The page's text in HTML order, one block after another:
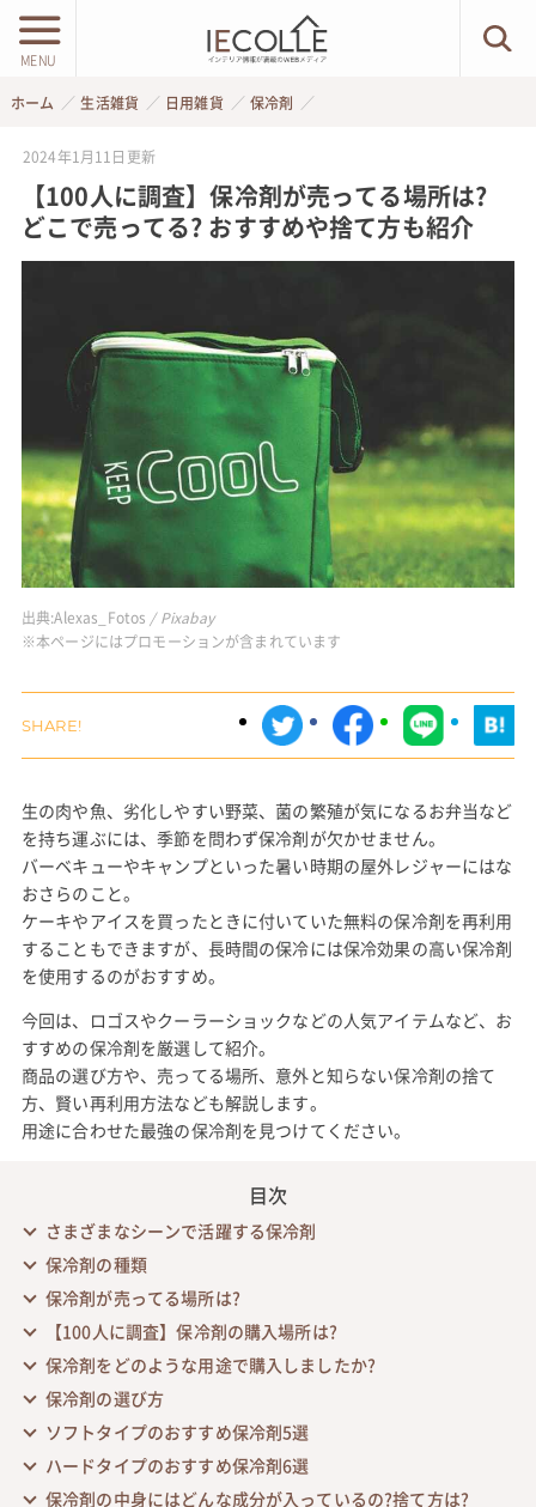
MENU
ホーム 生活雑貨 日用雑貨 保冷剤
2024年1月11日 更新
【100人に調査】保冷剤が売ってる場所は?
どこで売ってる? おすすめや捨て方も紹介
出典:Alexas_Fotos / Pixabay
※本ページにはプロモーションが含まれています
生の肉や魚、劣化しやすい野菜、菌の繁殖が気になるお弁当など
を持ち運ぶには、季節を問わず保冷剤が欠かせません。
バーベキューやキャンプといった暑い時期の屋外レジャーにはな
おさらのこと。
ケーキやアイスを買ったときに付いていた無料の保冷剤を再利用
することもできますが、長時間の保冷には保冷効果の高い保冷剤
を使用するのがおすすめ。
今回は、ロゴスやクーラーショックなどの人気アイテムなど、お
すすめの保冷剤を厳選して紹介。
商品の選び方や、売ってる場所、意外と知らない保冷剤の捨て
方、賢い再利用方法なども解説します。
用途に合わせた最強の保冷剤を見つけてください。
目次
さまざまなシーンで活躍する保冷剤
保冷剤の種類
保冷剤が売ってる場所は?
【100人に調査】保冷剤の購入場所は?
保冷剤をどのような用途で購入しましたか?
保冷剤の選び方
ソフトタイプのおすすめ保冷剤5選
ハードタイプのおすすめ保冷剤6選
保冷剤の中身にはどんな成分が入っているの?捨て方は?